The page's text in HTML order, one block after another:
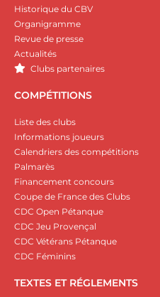
Historique du CBV
Organigramme
Revue de presse
Actualités
Clubs partenaires
COMPÉTITIONS
Liste des clubs
Informations joueurs
Calendriers des compétitions
Palmarès
Financement concours
Coupe de France des Clubs
CDC Open Pétanque
CDC Jeu Provençal
CDC Vétérans Pétanque
CDC Féminins
TEXTES ET RÉGLEMENTS